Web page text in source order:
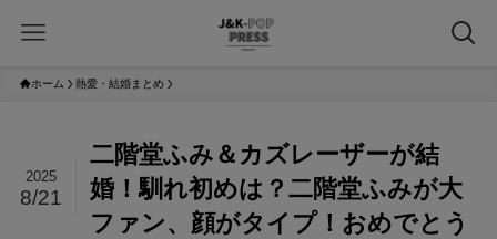
ホーム 熱愛・結婚まとめ
二階堂ふみ＆カズレーザーが結
婚！馴れ初めは？二階堂ふみが大
ファン、顔がタイプ！おめでとう
2025
8/21